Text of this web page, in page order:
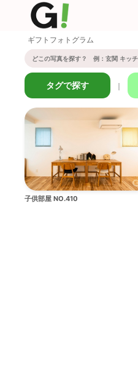
ギフトフォトグラム
タグで探す ｜
子供部屋 NO.410